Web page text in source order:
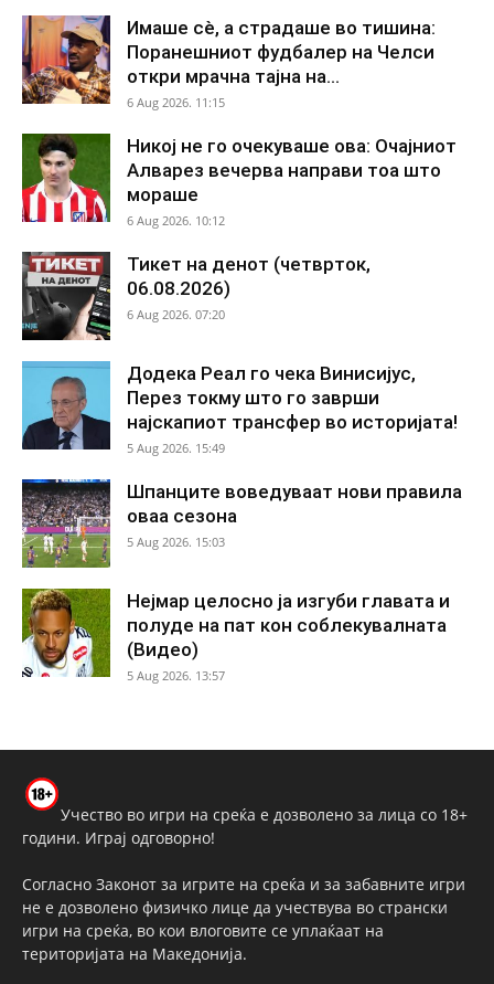
Имаше сè, а страдаше во тишина:
Поранешниот фудбалер на Челси
откри мрачна тајна на...
6 Aug 2026. 11:15
Никој не го очекуваше ова: Очајниот
Алварез вечерва направи тоа што
мораше
6 Aug 2026. 10:12
Тикет на денот (четврток,
06.08.2026)
6 Aug 2026. 07:20
Додека Реал го чека Винисијус,
Перез токму што го заврши
најскапиот трансфер во историјата!
5 Aug 2026. 15:49
Шпанците воведуваат нови правила
оваа сезона
5 Aug 2026. 15:03
Нејмар целосно ја изгуби главата и
полуде на пат кон соблекувалната
(Видео)
5 Aug 2026. 13:57
Учество во игри на среќа е дозволено за лица со 18+
години. Играј одговорно!
Согласно Законот за игрите на среќа и за забавните игри
не е дозволено физичко лице да учествува во странски
игри на среќа, во кои влоговите се уплаќаат на
територијата на Македонија.